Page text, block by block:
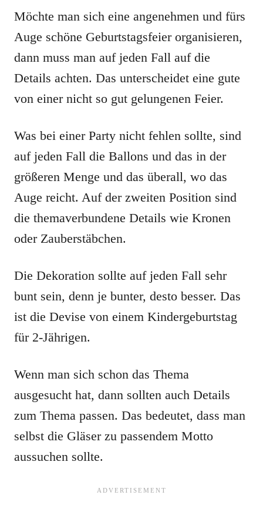
Möchte man sich eine angenehmen und fürs
Auge schöne Geburtstagsfeier organisieren,
dann muss man auf jeden Fall auf die
Details achten. Das unterscheidet eine gute
von einer nicht so gut gelungenen Feier.
Was bei einer Party nicht fehlen sollte, sind
auf jeden Fall die Ballons und das in der
größeren Menge und das überall, wo das
Auge reicht. Auf der zweiten Position sind
die themaverbundene Details wie Kronen
oder Zauberstäbchen.
Die Dekoration sollte auf jeden Fall sehr
bunt sein, denn je bunter, desto besser. Das
ist die Devise von einem Kindergeburtstag
für 2-Jährigen.
Wenn man sich schon das Thema
ausgesucht hat, dann sollten auch Details
zum Thema passen. Das bedeutet, dass man
selbst die Gläser zu passendem Motto
aussuchen sollte.